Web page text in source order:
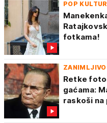
POP
fotkama!
Retke
gaćama:
raskoši